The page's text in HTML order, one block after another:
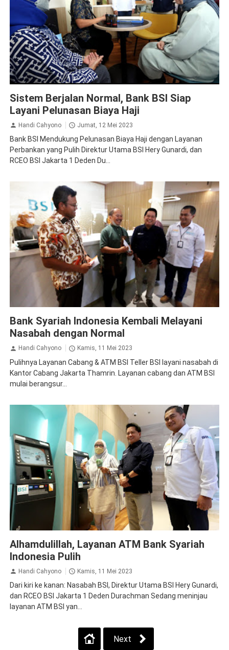
Sistem Berjalan Normal, Bank BSI Siap
Layani Pelunasan Biaya Haji
Handi Cahyono Jumat, 12 Mei 2023
Bank BSI Mendukung Pelunasan Biaya Haji dengan Layanan
Perbankan yang Pulih Direktur Utama BSI Hery Gunardi, dan
RCEO BSI Jakarta 1 Deden Du...
Bank Syariah Indonesia Kembali Melayani
Nasabah dengan Normal
Handi Cahyono Kamis, 11 Mei 2023
Pulihnya Layanan Cabang & ATM BSI Teller BSI layani nasabah di
Kantor Cabang Jakarta Thamrin. Layanan cabang dan ATM BSI
mulai berangsur...
Alhamdulillah, Layanan ATM Bank Syariah
Indonesia Pulih
Handi Cahyono Kamis, 11 Mei 2023
Dari kiri ke kanan: Nasabah BSI, Direktur Utama BSI Hery Gunardi,
dan RCEO BSI Jakarta 1 Deden Durachman Sedang meninjau
layanan ATM BSI yan...
Next